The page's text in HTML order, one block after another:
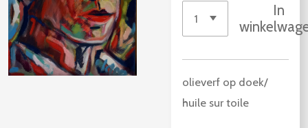
In
olieverf op doek/
huile sur toile